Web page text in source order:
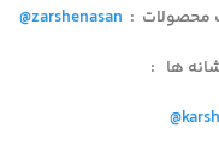
محصولات :
@zarshenasan
ها :